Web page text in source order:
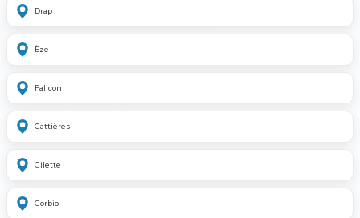
Drap
Èze
Falicon
Gattières
Gilette
Gorbio